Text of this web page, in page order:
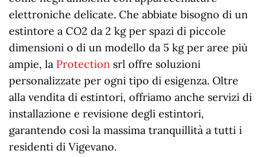
elettroniche delicate. Che abbiate bisogno di un
estintore a CO2 da 2 kg per spazi di piccole
dimensioni o di un modello da 5 kg per aree più
ampie, la Protection srl offre soluzioni
personalizzate per ogni tipo di esigenza. Oltre
alla vendita di estintori, offriamo anche servizi di
installazione e revisione degli estintori,
garantendo così la massima tranquillità a tutti i
residenti di Vigevano.